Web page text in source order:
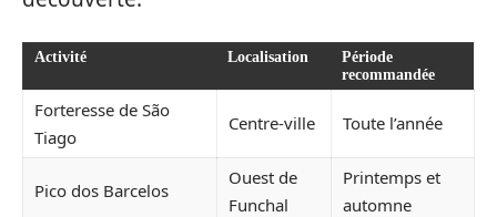
Activité Localisation
Période
recommandée
Forteresse de São
Tiago
Centre-ville Toute l’année
Pico dos Barcelos
Ouest de
Funchal
Printemps et
automne